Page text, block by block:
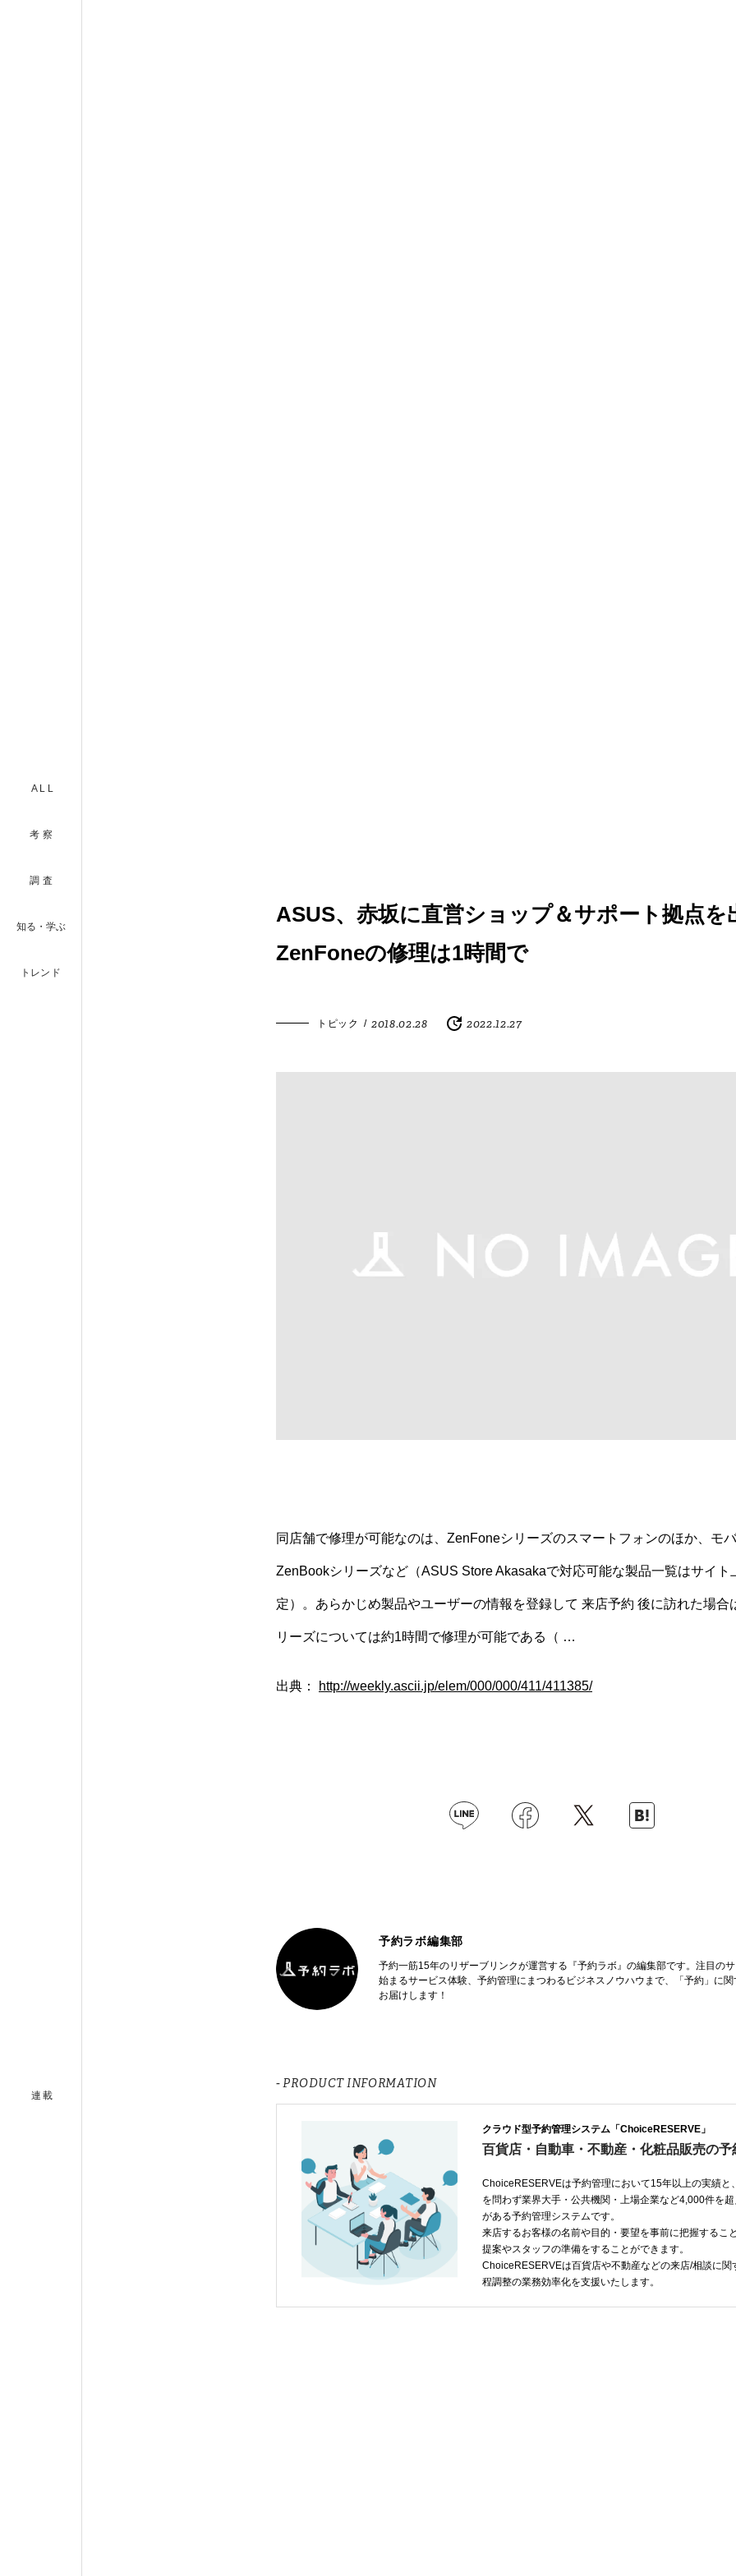
ALL
考察
調査
知る・学ぶ
トレンド
連載
ASUS、赤坂に直営ショップ＆サポート拠点を
ZenFoneの修理は1時間で
トピック / 2018.02.28 2022.12.27
同店舗で修理が可能なのは、ZenFoneシリーズのスマートフォンのほか、モ
ZenBookシリーズなど（ASUS Store Akasakaで対応可能な製品一覧はサイト
定）。あらかじめ製品やユーザーの情報を登録して 来店予約 後に訪れた場合
リーズについては約1時間で修理が可能である（ …
出典： http://weekly.ascii.jp/elem/000/000/411/411385/
予約ラボ編集部
予約一筋15年のリザーブリンクが運営する『予約ラボ』の編集部です。注目の
始まるサービス体験、予約管理にまつわるビジネスノウハウまで、「予約」に
お届けします！
- PRODUCT INFORMATION
クラウド型予約管理システム「ChoiceRESERVE」
百貨店・自動車・不動産・化粧品販売の予
ChoiceRESERVEは予約管理において15年以上の実績と
を問わず業界大手・公共機関・上場企業など4,000件を
がある予約管理システムです。
来店するお客様の名前や目的・要望を事前に把握するこ
提案やスタッフの準備をすることができます。
ChoiceRESERVEは百貨店や不動産などの来店/相談に関
程調整の業務効率化を支援いたします。